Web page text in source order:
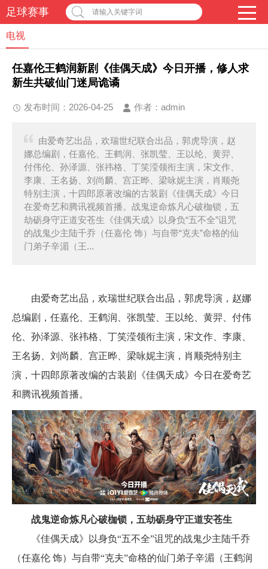
足球赛事 请输入关键字词
电视
任嘉伦王鹤润新剧《佳偶天成》今日开播，修人求
新生共破仙门迷局诡谲
发布时间：2026-04-25 作者： admin
由爱奇艺出品，欢瑞世纪联合出品，郭虎导演，赵
娜总编剧，任嘉伦、王鹤润、张凯莹、王以纶、黄羿、
付伟伦、孙泽源、张祎格、丁笑滢领衔主演，宋文作、
李康、王名扬、刘尚麟、宫正晔、梁咏妮主演，肖顺尧
特别主演，十四郎原著改编的古装剧《佳偶天成》今日
在爱奇艺和腾讯视频首播。战鬼逆命炼凡心破枷锁，五
劫砺身守正道安苍生《佳偶天成》以身负“五不全”诅咒
的战鬼少主陆千乔（任嘉伦 饰）与自带“克夫”命格的仙
门弟子辛湄（王...
由爱奇艺出品，欢瑞世纪联合出品，郭虎导演，赵娜
总编剧，任嘉伦、王鹤润、张凯莹、王以纶、黄羿、付伟
伦、孙泽源、张祎格、丁笑滢领衔主演，宋文作、李康、
王名扬、刘尚麟、宫正晔、梁咏妮主演，肖顺尧特别主
演，十四郎原著改编的古装剧《佳偶天成》今日在爱奇艺
和腾讯视频首播。
战鬼逆命炼凡心破枷锁，五劫砺身守正道安苍生
《佳偶天成》以身负“五不全”诅咒的战鬼少主陆千乔
（任嘉伦 饰）与自带“克夫”命格的仙门弟子辛湄（王鹤润